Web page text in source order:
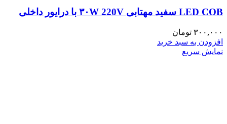
LED COB سفید مهتابی ۳۰W 220V با درایور داخلی
۳۰۰,۰۰۰ تومان
افزودن به سبد خرید
نمایش سریع